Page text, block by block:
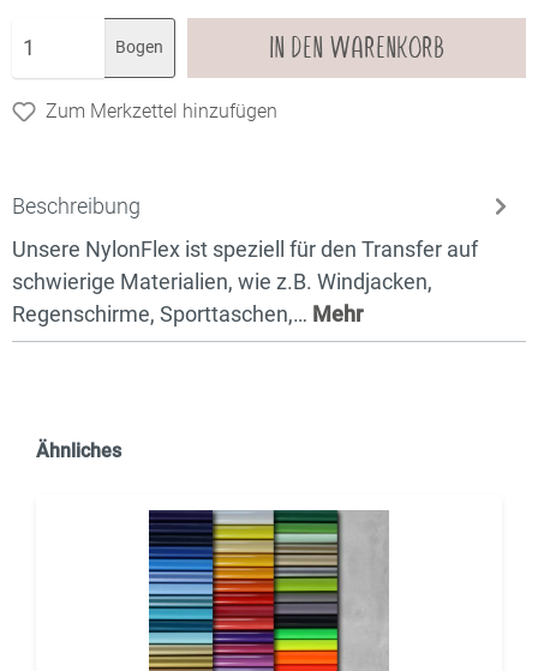
Bogen IN DEN WARENKORB
Zum Merkzettel hinzufügen
Beschreibung
Unsere NylonFlex ist speziell für den Transfer auf
schwierige Materialien, wie z.B. Windjacken,
Regenschirme, Sporttaschen,… Mehr
Ähnliches